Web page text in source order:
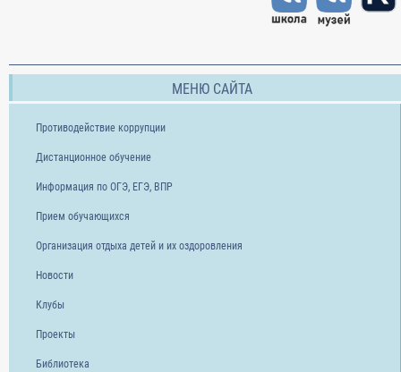
МЕНЮ САЙТА
Противодействие коррупции
Дистанционное обучение
Информация по ОГЭ, ЕГЭ, ВПР
Прием обучающихся
Организация отдыха детей и их оздоровления
Новости
Клубы
Проекты
Библиотека